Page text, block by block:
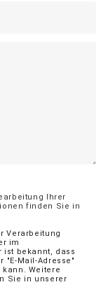
Ihrer
finden Sie in
Verarbeitung
im
ist bekannt, dass
Mail-Adresse"
Weitere
Sie in unserer